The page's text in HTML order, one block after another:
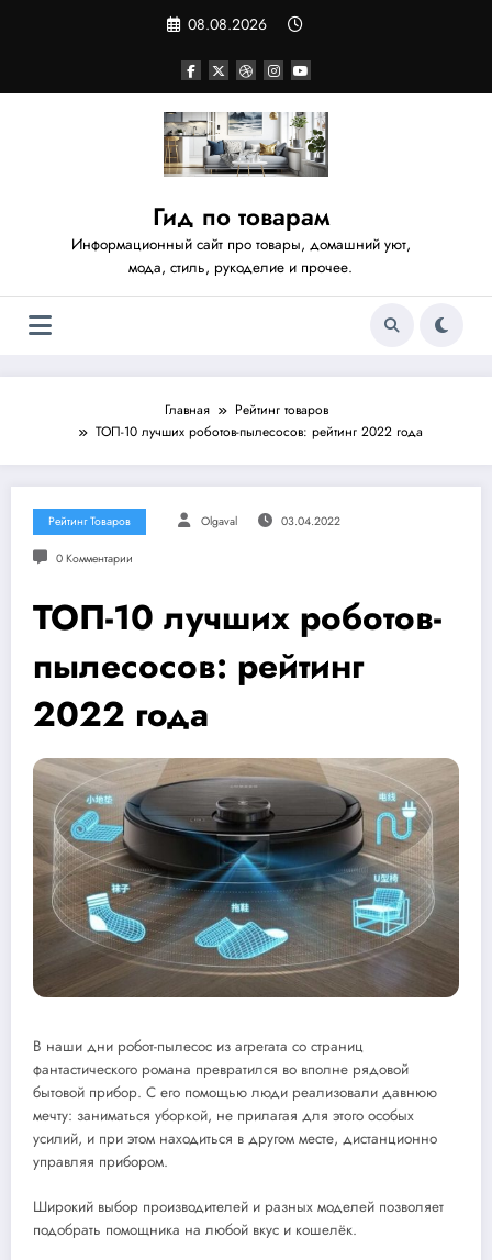
08.08.2026
Гид по товарам
Информационный сайт про товары, домашний уют,
мода, стиль, рукоделие и прочее.
Главная
Рейтинг товаров
ТОП-10 лучших роботов-пылесосов: рейтинг 2022 года
Рейтинг Товаров Olgaval 03.04.2022
0 Комментарии
ТОП-10 лучших роботов-
пылесосов: рейтинг
2022 года
В наши дни робот-пылесос из агрегата со страниц
фантастического романа превратился во вполне рядовой
бытовой прибор. С его помощью люди реализовали давнюю
мечту: заниматься уборкой, не прилагая для этого особых
усилий, и при этом находиться в другом месте, дистанционно
управляя прибором.
Широкий выбор производителей и разных моделей позволяет
подобрать помощника на любой вкус и кошелёк.